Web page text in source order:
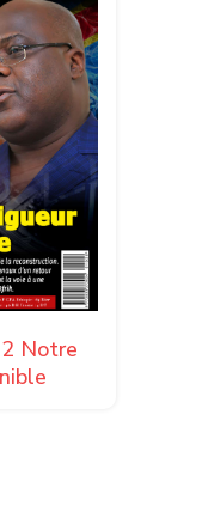
Notre